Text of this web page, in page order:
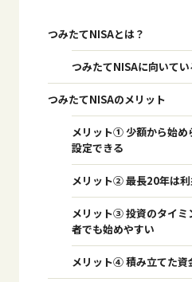
つみたてNISAとは？
つみたてNISAに向いて
つみたてNISAのメリット
メリット① 少額から始め
設定できる
メリット② 最長20年は
メリット③ 投資のタイミ
者でも始めやすい
メリット④ 積み立てた資